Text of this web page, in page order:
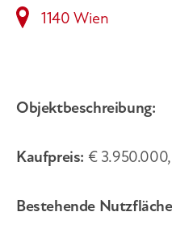
1140 Wien
Objektbeschreibung:
Kaufpreis: €
Bestehende